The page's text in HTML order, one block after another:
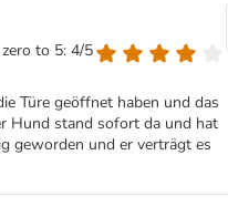
to 5: 4/5
Türe geöffnet haben und das
Hund stand sofort da und hat
geworden und er verträgt es